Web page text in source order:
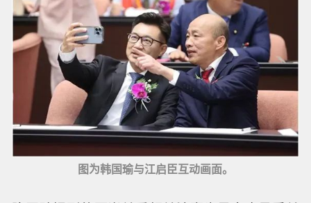
图为韩国瑜与江启臣互动画面。